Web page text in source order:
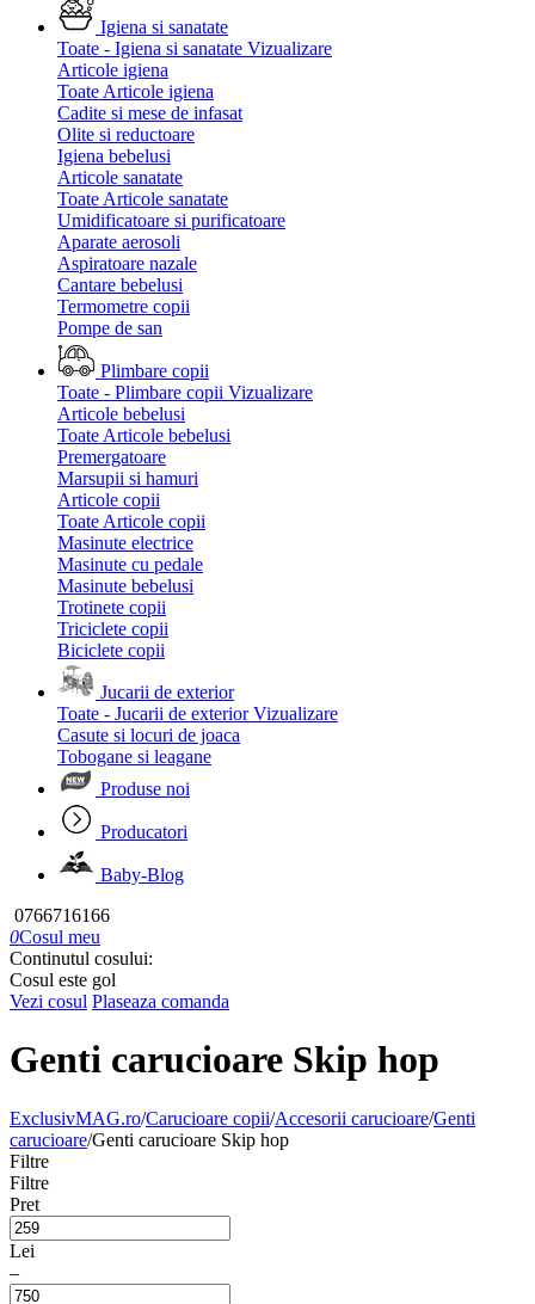
Igiena si sanatate
Toate - Igiena si sanatate Vizualizare
Articole igiena
Toate Articole igiena
Cadite si mese de infasat
Olite si reductoare
Igiena bebelusi
Articole sanatate
Toate Articole sanatate
Umidificatoare si purificatoare
Aparate aerosoli
Aspiratoare nazale
Cantare bebelusi
Termometre copii
Pompe de san
Plimbare copii
Toate - Plimbare copii Vizualizare
Articole bebelusi
Toate Articole bebelusi
Premergatoare
Marsupii si hamuri
Articole copii
Toate Articole copii
Masinute electrice
Masinute cu pedale
Masinute bebelusi
Trotinete copii
Triciclete copii
Biciclete copii
Jucarii de exterior
Toate - Jucarii de exterior Vizualizare
Casute si locuri de joaca
Tobogane si leagane
Produse noi
Producatori
Baby-Blog
0766716166
0Cosul meu
Continutul cosului:
Cosul este gol
Vezi cosul Plaseaza comanda
Genti carucioare Skip hop
ExclusivMAG.ro/Carucioare copii/Accesorii carucioare/Genti
carucioare/Genti carucioare Skip hop
Filtre
Filtre
Pret
Lei
–